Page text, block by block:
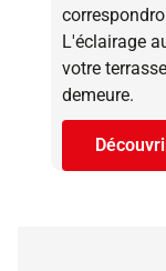
L'éclairage
votre
demeure.